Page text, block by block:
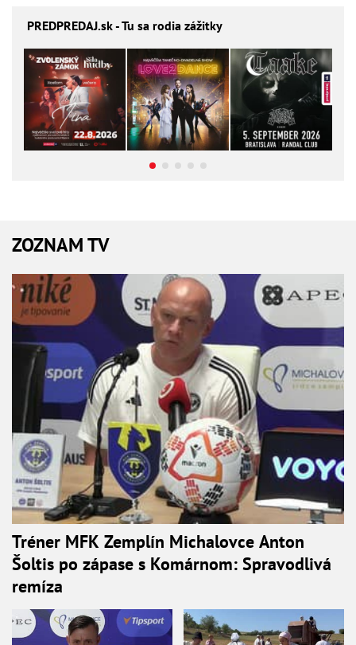
PREDPREDAJ.sk - Tu sa rodia zážitky
ZOZNAM TV
Tréner MFK Zemplín Michalovce Anton
Šoltis po zápase s Komárnom: Spravodlivá
remíza